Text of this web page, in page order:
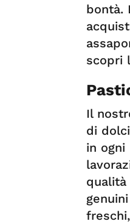
bontà.
scopri
Il
di
in